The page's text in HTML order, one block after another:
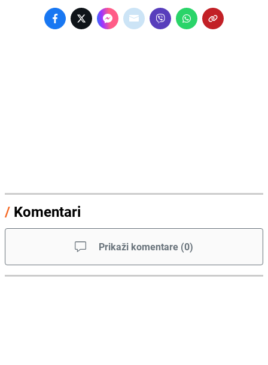
/ Komentari
Prikaži komentare (0)